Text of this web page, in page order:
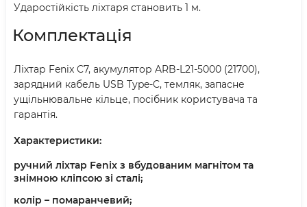
Ударостійкість ліхтаря становить 1 м.
Комплектація
Ліхтар Fenix C7, акумулятор ARB-L21-5000 (21700),
зарядний кабель USB Type-C, темляк, запасне
ущільнювальне кільце, посібник користувача та
гарантія.
Характеристики:
ручний ліхтар Fenix з вбудованим магнітом та
знімною кліпсою зі сталі;
колір – помаранчевий;